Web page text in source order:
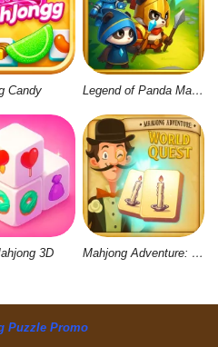
Candy Legend of Panda Match 3 & Battle
3D Mahjong Adventure: World Quest